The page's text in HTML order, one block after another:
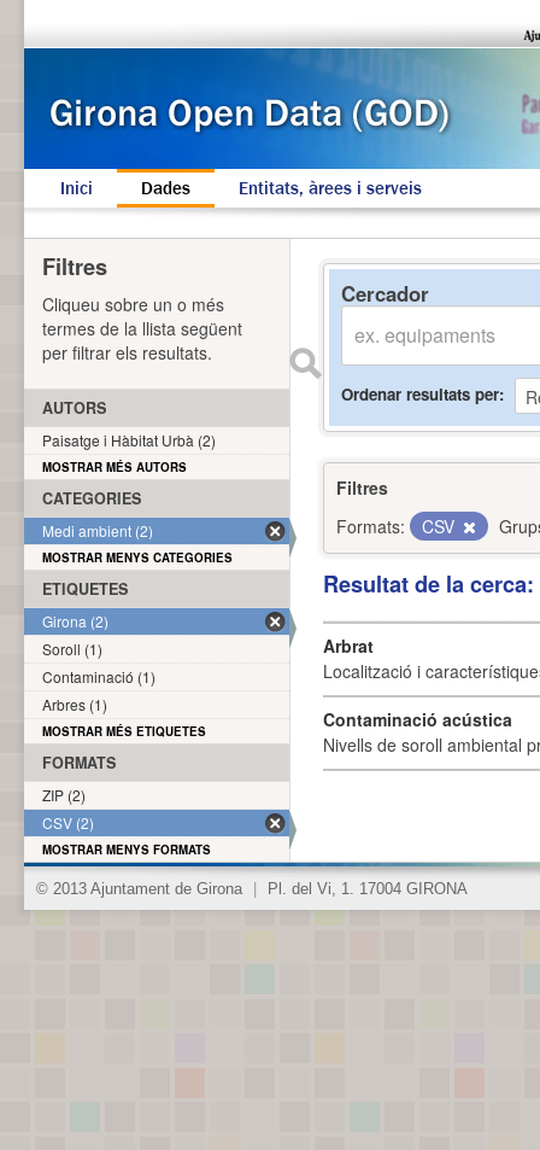
Inici Dades Entitats, àrees i serveis
Cercador
Ordenar resultats per
Filtres
Formats:
CSV
Resultat de la
Arbrat
Localització i
Contaminació acústica
Nivells de soroll ambiental
Filtres
Cliqueu sobre un o més
termes de la llista següent
per filtrar els resultats.
AUTORS
Paisatge i Hàbitat Urbà (2)
MOSTRAR MÉS AUTORS
CATEGORIES
Medi ambient (2)
MOSTRAR MENYS CATEGORIES
ETIQUETES
Girona (2)
Soroll (1)
Contaminació (1)
Arbres (1)
MOSTRAR MÉS ETIQUETES
FORMATS
ZIP (2)
CSV (2)
MOSTRAR MENYS FORMATS
© 2013 Ajuntament de Girona Pl. del Vi, 1. 17004 GIRONA